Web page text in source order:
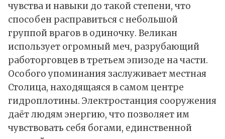
чувства и навыки до такой степени, что
способен расправиться с небольшой
группой врагов в одиночку. Великан
использует огромный меч, разрубающий
работорговцев в третьем эпизоде на части.
Особого упоминания заслуживает местная
Столица, находящаяся в самом центре
гидроплотины. Электростанция сооружения
даёт людям энергию, что позволяет им
чувствовать себя богами, единственной